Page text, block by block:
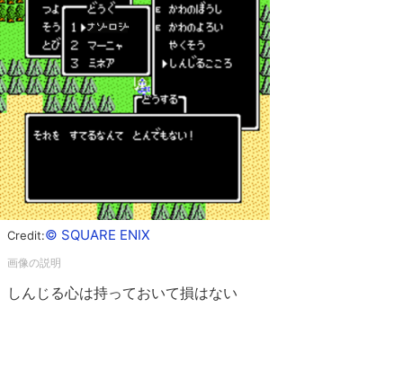
Credit:© SQUARE ENIX
しんじる心は持っておいて損はない